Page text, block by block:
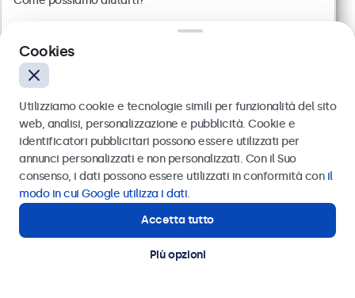
€ 499,00
€ 608,78 IVA incl.
Inviare
Oppure chiamaci al
Contatta i nostri esperti
Cookies
Utilizziamo cookie e tecnologie simili per funzionalità del sito
web, analisi, personalizzazione e pubblicità. Cookie e
identificatori pubblicitari possono essere utilizzati per
annunci personalizzati e non personalizzati. Con il Suo
consenso, i dati possono essere utilizzati in conformità con il
modo in cui Google utilizza i dati.
Accetta tutto
Più opzioni